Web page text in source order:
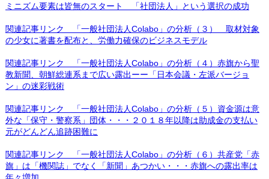
ミニズム要素は皆無のスタート 「社団法人」という選択の成功
関連記事リンク 「一般社団法人Colabo」の分析（３） 取材対象
の少女に著書を配布と、労働力確保のビジネスモデル
関連記事リンク 「一般社団法人Colabo」の分析（４）赤旗から聖
教新聞、朝鮮総連系まで広い露出ーー「日本会議・左派バージョ
ン」の迷彩戦術
関連記事リンク 「一般社団法人Colabo」の分析（５）資金源は意
外な「保守・警察系」団体・・・２０１８年以降は助成金の支払い
元がどんどん追跡困難に
関連記事リンク 「一般社団法人Colabo」の分析（６）共産党「赤
旗」は「機関誌」でなく「新聞」あつかい・・・赤旗への露出率は
年々増加